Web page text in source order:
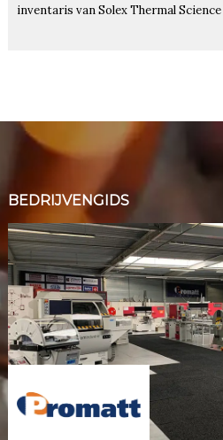
inventaris van Solex Thermal Science
BEDRIJVENGIDS